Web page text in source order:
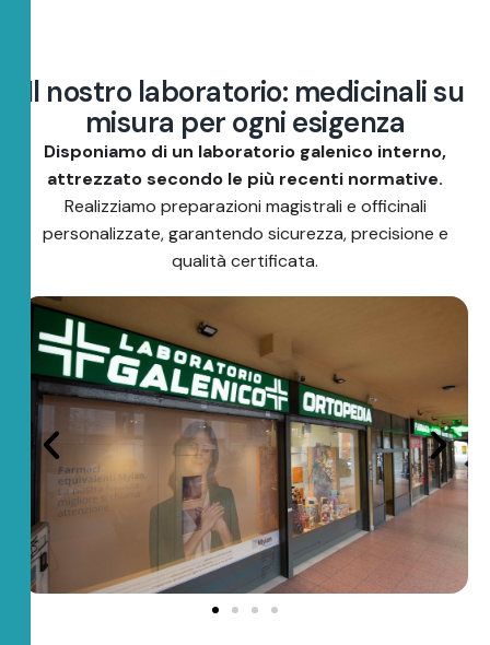
Il nostro laboratorio: medicinalisu
misura per ogni esigenza
Disponiamo di un laboratorio galenico interno,
attrezzato secondo le più recenti normative.
Realizziamo preparazioni magistrali e officinali
personalizzate, garantendo sicurezza, precisione e
qualità certificata.